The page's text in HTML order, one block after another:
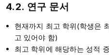
4.2. 연구 문서
현재까지 최고 학위(학생은
고 있어야 함)
최고 학위에 해당하는 성적